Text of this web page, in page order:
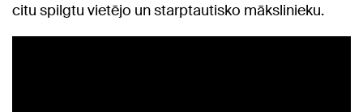
citu spilgtu vietējo un starptautisko mākslinieku.